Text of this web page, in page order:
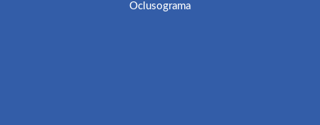
Oclusograma